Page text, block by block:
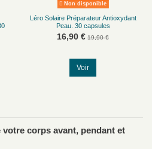
Non disponible
Léro Solaire Préparateur Antioxydant
Peau. 30 capsules
16,90 € 19,90 €
Voir
corps avant, pendant et